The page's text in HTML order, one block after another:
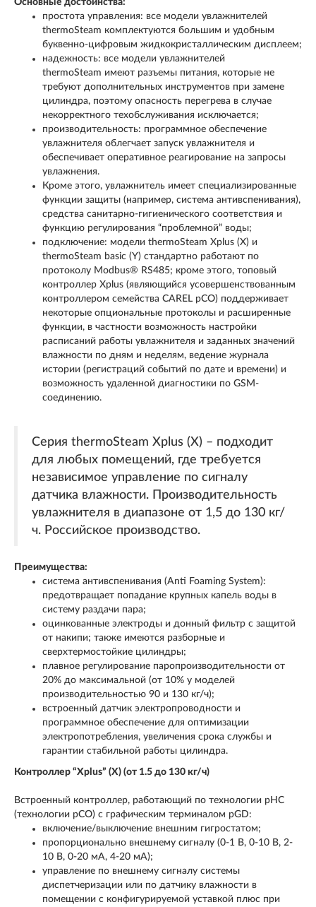
простота управления: все модели увлажнителей
thermoSteam комплектуются большим и удобным
буквенно-цифровым жидкокристаллическим дисплеем;
надежность: все модели увлажнителей
thermoSteam имеют разъемы питания, которые не
требуют дополнительных инструментов при замене
цилиндра, поэтому опасность перегрева в случае
некорректного техобслуживания исключается;
производительность: программное обеспечение
увлажнителя облегчает запуск увлажнителя и
обеспечивает оперативное реагирование на запросы
увлажнения.
Кроме этого, увлажнитель имеет специализированные
функции защиты (например, система антивспенивания),
средства санитарно-гигиенического соответствия и
функцию регулирования “проблемной” воды;
подключение: модели thermoSteam Xplus (X) и
thermoSteam basic (Y) стандартно работают по
протоколу Modbus® RS485; кроме этого, топовый
контроллер Xplus (являющийся усовершенствованным
контроллером семейства CAREL pCO) поддерживает
некоторые опциональные протоколы и расширенные
функции, в частности возможность настройки
расписаний работы увлажнителя и заданных значений
влажности по дням и неделям, ведение журнала
истории (регистраций событий по дате и времени) и
возможность удаленной диагностики по GSM-
соединению.
Серия thermoSteam Xplus (X) – подходит
для любых помещений, где требуется
независимое управление по сигналу
датчика влажности. Производительность
увлажнителя в диапазоне от 1,5 до 130 кг/
ч. Российское производство.
Преимущества:
система антивспенивания (Anti Foaming System):
предотвращает попадание крупных капель воды в
систему раздачи пара;
оцинкованные электроды и донный фильтр с защитой
от накипи; также имеются разборные и
сверхтермостойкие цилиндры;
плавное регулирование паропроизводительности от
20% до максимальной (от 10% у моделей
производительностью 90 и 130 кг/ч);
встроенный датчик электропроводности и
программное обеспечение для оптимизации
электропотребления, увеличения срока службы и
гарантии стабильной работы цилиндра.
Контроллер “Xplus” (X) (от 1.5 до 130 кг/ч)
Встроенный контроллер, работающий по технологии pHC
(технологии pCO) с графическим терминалом pGD:
включение/выключение внешним гигростатом;
пропорционально внешнему сигналу (0-1 В, 0-10 В, 2-
10 В, 0-20 мА, 4-20 мА);
управление по внешнему сигналу системы
диспетчеризации или по датчику влажности в
помещении с конфигурируемой уставкой плюс при